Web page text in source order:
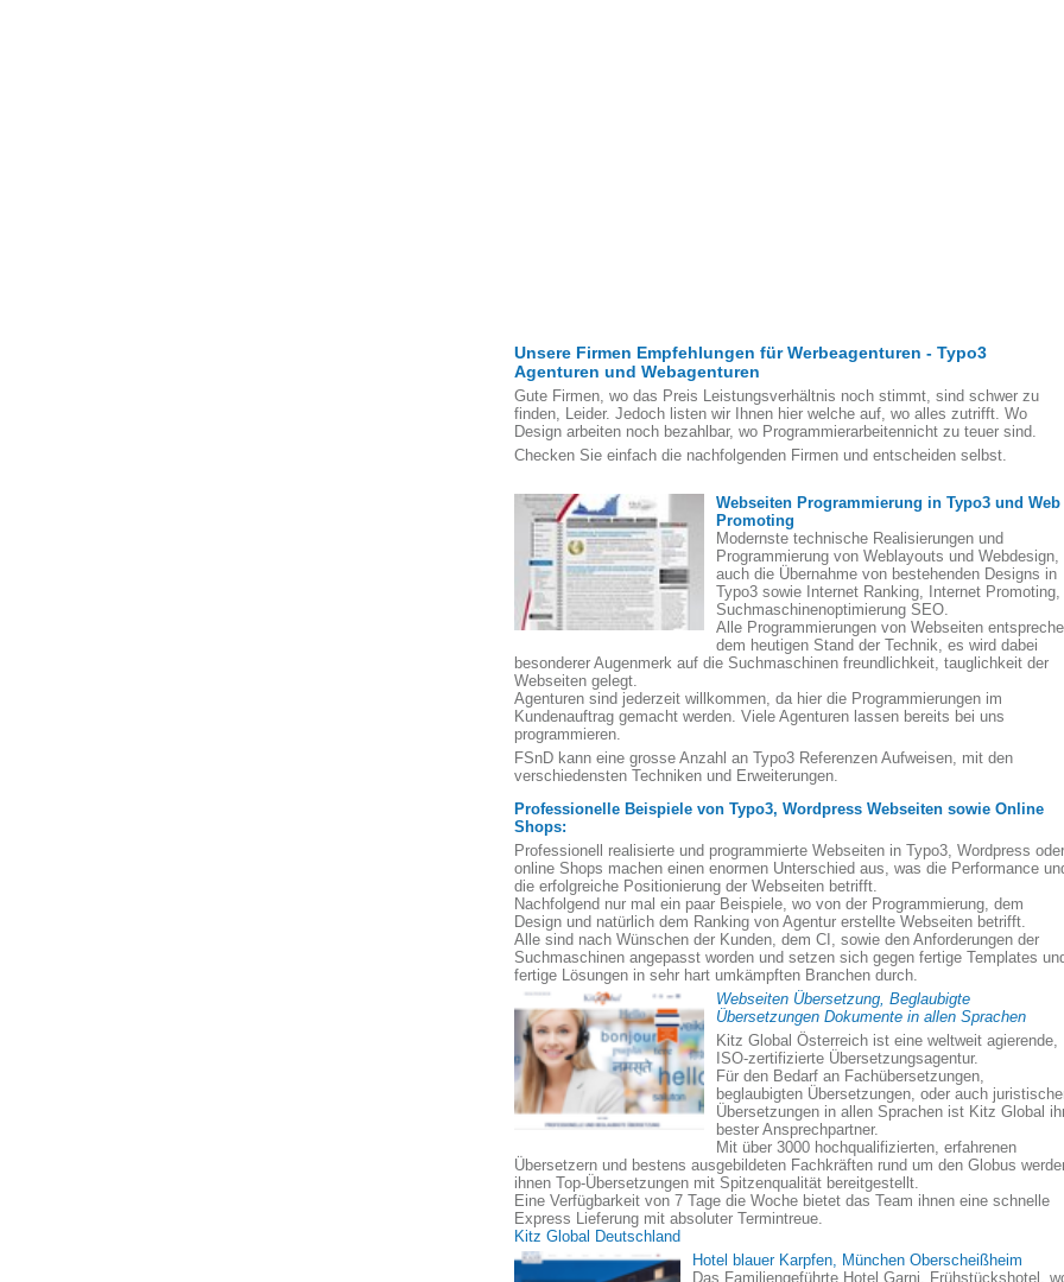
Unsere Firmen Empfehlungen für Werbeagenturen - Typo3
Agenturen und Webagenturen
Gute Firmen, wo das Preis Leistungsverhältnis noch stimmt, sind schwer zu
finden, Leider. Jedoch listen wir Ihnen hier welche auf, wo alles zutrifft. Wo
Design arbeiten noch bezahlbar, wo Programmierarbeitennicht zu teuer sind.
Checken Sie einfach die nachfolgenden Firmen und entscheiden selbst.
Webseiten Programmierung in Typo3 und Web
Promoting
Modernste technische Realisierungen und
Programmierung von Weblayouts und Webdesign,
auch die Übernahme von bestehenden Designs in
Typo3 sowie Internet Ranking, Internet Promoting,
Suchmaschinenoptimierung SEO.
Alle Programmierungen von Webseiten
dem heutigen Stand der Technik, es wird dabei
besonderer Augenmerk auf die Suchmaschinen freundlichkeit, tauglichkeit der
Webseiten gelegt.
Agenturen sind jederzeit willkommen, da hier die Programmierungen im
Kundenauftrag gemacht werden. Viele Agenturen lassen bereits bei uns
programmieren.
FSnD kann eine grosse Anzahl an Typo3 Referenzen Aufweisen, mit den
verschiedensten Techniken und Erweiterungen.
Professionelle Beispiele von Typo3, Wordpress Webseiten sowie Online
Shops:
Professionell realisierte und programmierte Webseiten in Typo3, Wordpress oder
online Shops machen einen enormen Unterschied aus, was die Performance
die erfolgreiche Positionierung der Webseiten betrifft.
Nachfolgend nur mal ein paar Beispiele, wo von der Programmierung, dem
Design und natürlich dem Ranking von Agentur erstellte Webseiten betrifft.
Alle sind nach Wünschen der Kunden, dem CI, sowie den Anforderungen der
Suchmaschinen angepasst worden und setzen sich gegen fertige Templates
fertige Lösungen in sehr hart umkämpften Branchen durch.
Webseiten Übersetzung, Beglaubigte
Übersetzungen Dokumente in allen Sprachen
Kitz Global Österreich ist eine weltweit agierende,
ISO-zertifizierte Übersetzungsagentur.
Für den Bedarf an Fachübersetzungen,
beglaubigten Übersetzungen, oder auch
Übersetzungen in allen Sprachen ist Kitz Global
bester Ansprechpartner.
Mit über 3000 hochqualifizierten, erfahrenen
Übersetzern und bestens ausgebildeten Fachkräften rund um den Globus
ihnen Top-Übersetzungen mit Spitzenqualität bereitgestellt.
Eine Verfügbarkeit von 7 Tage die Woche bietet das Team ihnen eine schnelle
Express Lieferung mit absoluter Termintreue.
Kitz Global Deutschland
Hotel blauer Karpfen, München Oberscheißheim
Das Familiengeführte Hotel Garni, Frühstückshotel,